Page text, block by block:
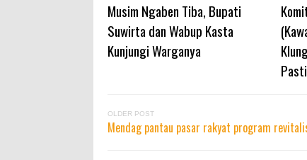
Musim Ngaben Tiba, Bupati
Suwirta dan Wabup Kasta
Kunjungi Warganya
OLDER POST
Mendag pantau pasar rakyat program